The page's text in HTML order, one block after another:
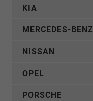
KIA
MERCEDES-BENZ
NISSAN
OPEL
PORSCHE